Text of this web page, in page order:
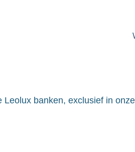
Leolux banken, exclusief in